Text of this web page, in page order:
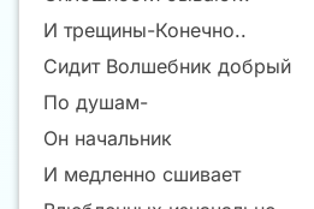
И трещины-Конечно..
Сидит Волшебник добрый
По душам-
Он начальник
И медленно сшивает